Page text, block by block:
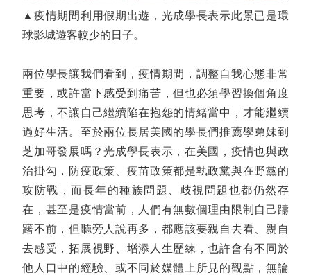
▲疫情期間利用假期出遊，光成學長表示此景已是環
球影城遊客較少的日子。
兩位學長讓我們看到，疫情期間，調整自我心態非常
重要，或許當下感受到痛苦，但也必須學習換個角度
思考，不讓自己繼續陷在抱怨的情緒當中，才能繼續
過好生活。至於兩位長居美國的學長們推薦學弟妹到
芝加哥發展嗎？光成學長表示，在美國，疫情也與政
治掛勾，防疫政策、疫苗政策都是執政黨與在野黨的
攻防戰，而長年的種族問題、歧視問題也都仍然存
在，甚至是疫情當前，人們有無數個理由限制自己躊
躇不前，但聽旁人說再多，都應該要親自去看、親自
去感受，拓展視野、增添人生歷練，也許會有不同於
他人口中的經驗、或不同於媒體上所見的觀點，無論